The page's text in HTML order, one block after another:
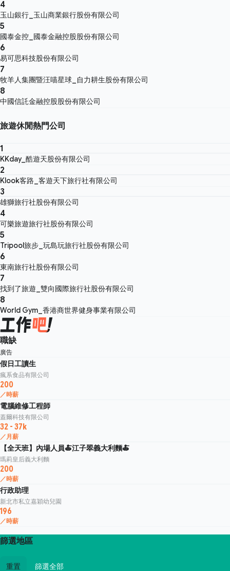
4
玉山銀行_玉山商業銀行股份有限公司
5
國泰金控_國泰金融控股股份有限公司
6
易可思科技股份有限公司
7
牧羊人集團暨汪喵星球_自力耕生股份有限公司
8
中國信託金融控股股份有限公司
旅遊休閒熱門公司
1
KKday_酷遊天股份有限公司
2
Klook客路_客遊天下旅行社有限公司
3
雄獅旅行社股份有限公司
4
可樂旅遊旅行社股份有限公司
5
Tripool旅步_玩島玩旅行社股份有限公司
6
東南旅行社股份有限公司
7
找到了旅遊_雙向國際旅行社股份有限公司
8
World Gym_香港商世界健身事業有限公司
職缺
廣告
假日工讀生
瘋系食品有限公司
200
／時薪
電腦維修工程師
蓋爾科技有限公司
32 - 37k
／月薪
【全天班】內場人員🍝江子翠義大利麵🍝
瑪莉皇后義大利麵
200
／時薪
行政助理
新北市私立嘉穎幼兒園
196
／時薪
篩選地區
重置 篩選全部